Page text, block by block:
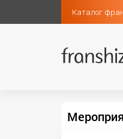
Каталог